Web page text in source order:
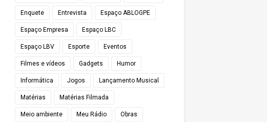
Enquete Entrevista Espaço ABLOGPE
Espaço Empresa Espaço LBC
Espaço LBV Esporte Eventos
Filmes e vídeos Gadgets Humor
Informática Jogos Lançamento Musical
Matérias Matérias Filmada
Meio ambiente Meu Rádio Obras